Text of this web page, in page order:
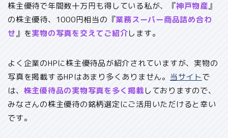
株主優待で年間数十万円も得している私が、『神戸物産』
の株主優待、1000円相当の『業務スーパー商品詰め合わ
せ』を実物の写真を交えてご紹介します。
よく企業のHPに株主優待品が紹介されていますが、実物の
写真を掲載するHPはあまり多くありません。 当サイトで
は、 株主優待品の実物写真を多く掲載しておりますので、
みなさんの株主優待の銘柄選定にご活用いただけると幸い
です。